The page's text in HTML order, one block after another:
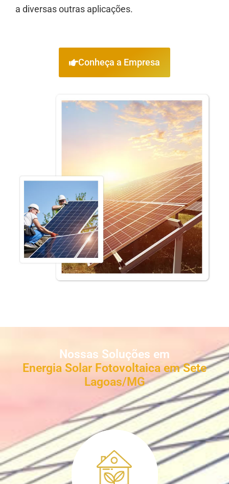
a diversas outras aplicações.
Conheça a Empresa
Nossas Soluções em
Energia Solar Fotovoltaica em Sete
Lagoas/MG